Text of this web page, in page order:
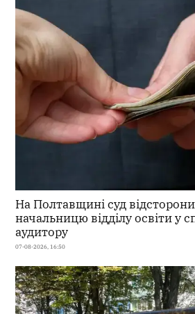
На Полтавщині суд
начальницю відділу освіти у
аудитору
07-08-2026, 16:50